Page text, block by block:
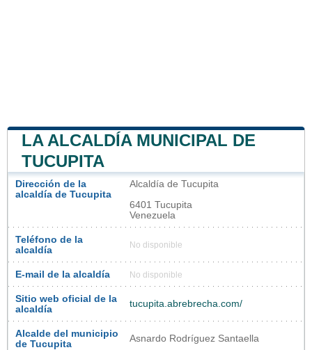
LA ALCALDÍA MUNICIPAL DE
TUCUPITA
Dirección de la
alcaldía de Tucupita
Alcaldía de Tucupita
6401 Tucupita
Venezuela
Teléfono de la
alcaldía
No disponible
E-mail de la alcaldía No disponible
Sitio web oficial de la
alcaldía
tucupita.abrebrecha.com/
Alcalde del municipio
de Tucupita
Asnardo Rodríguez Santaella